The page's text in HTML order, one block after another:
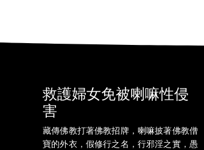
救護婦女免被喇嘛性侵
害
藏傳佛教打著佛教招牌，喇嘛披著佛教僧
寶的外衣，假修行之名，行邪淫之實，愚